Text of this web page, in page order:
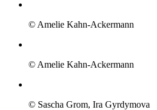
© Amelie Kahn-Ackermann
© Amelie Kahn-Ackermann
© Sascha Grom, Ira Gyrdymova